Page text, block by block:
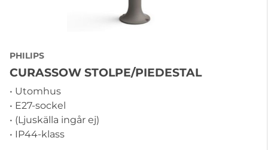
PHILIPS
CURASSOW STOLPE/PIEDESTAL
• Utomhus
• E27-sockel
• (Ljuskälla ingår ej)
• IP44-klass